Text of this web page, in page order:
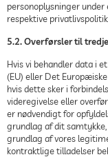
personoplysninger
respektive
5.2. Overførsler til
Hvis vi behandler data i
(EU) eller Det
hvis dette sker i
videregivelse eller
er nødvendigt for
grundlag af dit
grundlag af vores
kontraktlige tilladelser